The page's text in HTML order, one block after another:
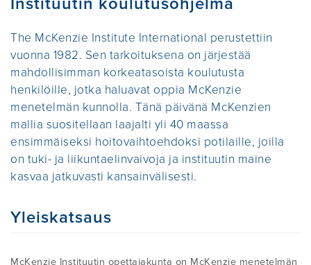
TARKOITTAA?
SOPIIKO TÄMÄ MINULLE?
ITSE-HOITO
MDT:N HYÖDYT
YLEISIMMÄT VÄÄRINKÄSITYKSET
KIRJALLISUUS JA
TUTKIMUSLOMAKKEET
AMMATTILAISLLE
ETSI KURSSI
KURSSIEN KUVAUS
KOULUTUS FAQ
SERTIFIOIDUKSI TERAPEUTIKSI
MEISTÄ
HISTORIAA
MIKÄ ON THE MCKENZIE INSTITUTE
INTERNATIONAL
LIITY JÄSENEKSI
Jäsenet Kirjautuminen
The McKenzie Institute International perustettiin
vuonna 1982. Sen tarkoituksena on järjestää
mahdollisimman korkeatasoista koulutusta
henkilöille, jotka haluavat oppia McKenzie
menetelmän kunnolla. Tänä päivänä McKenzien
mallia suositellaan laajalti yli 40 maassa
ensimmäiseksi hoitovaihtoehdoksi potilaille, joilla
on tuki- ja liikuntaelinvaivoja ja instituutin maine
kasvaa jatkuvasti kansainvälisesti.
Yleiskatsaus
McKenzie Instituutin opettajakunta on McKenzie menetelmän